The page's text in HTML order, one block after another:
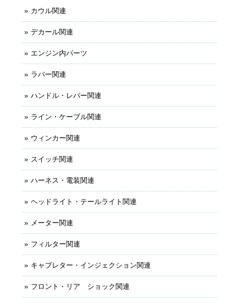
カウル関連
デカール関連
エンジン内パーツ
ラバー関連
ハンドル・レバー関連
ライン・ケーブル関連
ウィンカー関連
スイッチ関連
ハーネス・電装関連
ヘッドライト・テールライト関連
メーター関連
フィルター関連
キャブレター・インジェクション関連
フロント・リア ショック関連